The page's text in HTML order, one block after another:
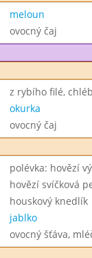
meloun
ovocný čaj
z rybího filé,
okurka
ovocný čaj
polévka: hovězí
hovězí svíčková
houskový knedlík
jablko
ovocný šťáva,